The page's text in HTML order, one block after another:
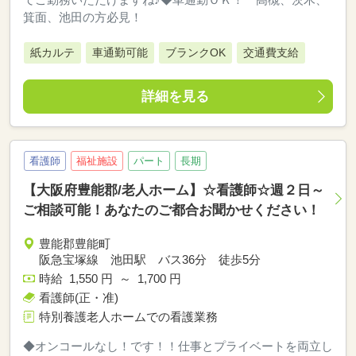
箕面、池田の方必見！
紙カルテ 車通勤可能 ブランクOK 交通費支給
詳細を見る
看護師 福祉施設 パート 長期
【大阪府豊能郡/老人ホーム】☆看護師☆週２日～
ご相談可能！あなたのご都合お聞かせください！
豊能郡豊能町
阪急宝塚線 池田駅 バス36分 徒歩5分
時給 1,550 円 ～ 1,700 円
看護師(正・准)
特別養護老人ホームでの看護業務
◆オンコールなし！です！！仕事とプライベートを両立し